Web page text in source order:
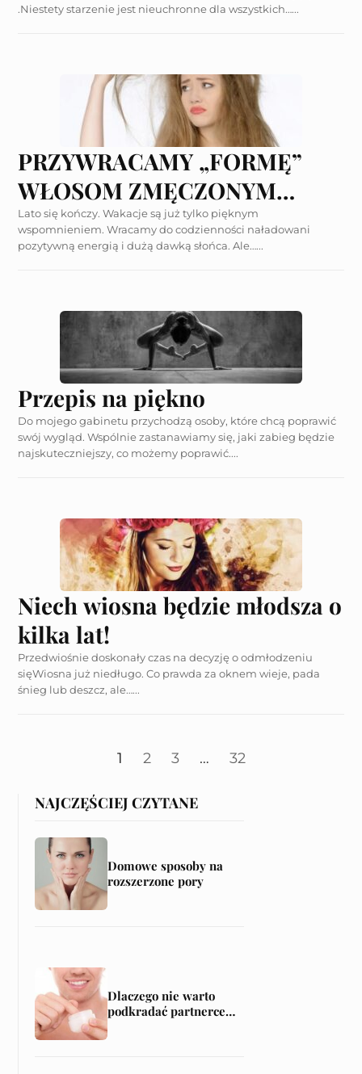
.Niestety starzenie jest nieuchronne dla wszystkich…...
PRZYWRACAMY „FORMĘ”
WŁOSOM ZMĘCZONYM
SŁOŃCEM
Lato się kończy. Wakacje są już tylko pięknym
wspomnieniem. Wracamy do codzienności naładowani
pozytywną energią i dużą dawką słońca. Ale…...
Przepis na piękno
Do mojego gabinetu przychodzą osoby, które chcą poprawić
swój wygląd. Wspólnie zastanawiamy się, jaki zabieg będzie
najskuteczniejszy, co możemy poprawić....
Niech wiosna będzie młodsza o
kilka lat!
Przedwiośnie doskonały czas na decyzję o odmłodzeniu
sięWiosna już niedługo. Co prawda za oknem wieje, pada
śnieg lub deszcz, ale…...
1 2 3 … 32
NAJCZĘŚCIEJ CZYTANE
Domowe sposoby na
rozszerzone pory
Dlaczego nie warto
podkradać partnerce